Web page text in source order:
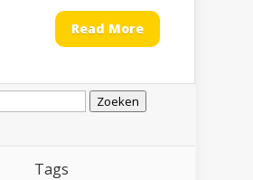
Read More
Tags